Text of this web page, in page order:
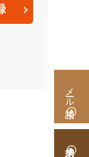
メール相談